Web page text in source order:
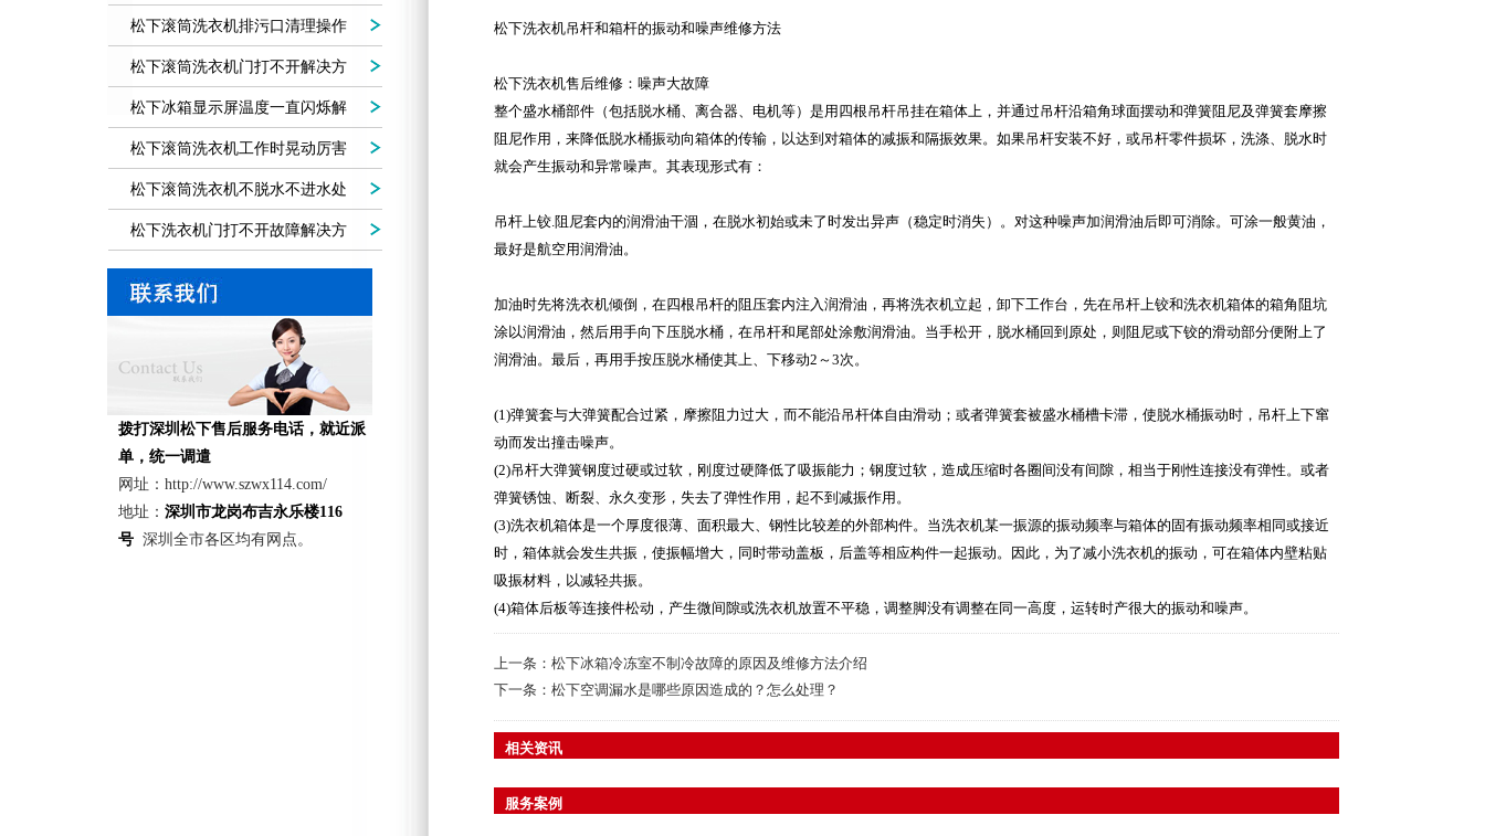
松下洗衣机吊杆和箱杆的振动和噪声维修方法
松下洗衣机售后维修：噪声大故障
整个盛水桶部件（包括脱水桶、离合器、电机等）是用四根吊杆吊挂在箱体上，并通过吊杆沿箱角球面摆动和弹簧阻尼及弹簧套摩擦
阻尼作用，来降低脱水桶振动向箱体的传输，以达到对箱体的减振和隔振效果。如果吊杆安装不好，或吊杆零件损坏，洗涤、脱水时
就会产生振动和异常噪声。其表现形式有：
吊杆上铰.阻尼套内的润滑油干涸，在脱水初始或未了时发出异声（稳定时消失）。对这种噪声加润滑油后即可消除。可涂一般黄油，
最好是航空用润滑油。
加油时先将洗衣机倾倒，在四根吊杆的阻压套内注入润滑油，再将洗衣机立起，卸下工作台，先在吊杆上铰和洗衣机箱体的箱角阻坑
涂以润滑油，然后用手向下压脱水桶，在吊杆和尾部处涂敷润滑油。当手松开，脱水桶回到原处，则阻尼或下铰的滑动部分便附上了
润滑油。最后，再用手按压脱水桶使其上、下移动2～3次。
(1)弹簧套与大弹簧配合过紧，摩擦阻力过大，而不能沿吊杆体自由滑动；或者弹簧套被盛水桶槽卡滞，使脱水桶振动时，吊杆上下窜
动而发出撞击噪声。
(2)吊杆大弹簧钢度过硬或过软，刚度过硬降低了吸振能力；钢度过软，造成压缩时各圈间没有间隙，相当于刚性连接没有弹性。或者
弹簧锈蚀、断裂、永久变形，失去了弹性作用，起不到减振作用。
(3)洗衣机箱体是一个厚度很薄、面积最大、钢性比较差的外部构件。当洗衣机某一振源的振动频率与箱体的固有振动频率相同或接近
时，箱体就会发生共振，使振幅增大，同时带动盖板，后盖等相应构件一起振动。因此，为了减小洗衣机的振动，可在箱体内壁粘贴
吸振材料，以减轻共振。
(4)箱体后板等连接件松动，产生微间隙或洗衣机放置不平稳，调整脚没有调整在同一高度，运转时产很大的振动和噪声。
上一条：松下冰箱冷冻室不制冷故障的原因及维修方法介绍
下一条：松下空调漏水是哪些原因造成的？怎么处理？
相关资讯
服务案例
法
松下滚筒洗衣机排污口清理操作
方法
松下滚筒洗衣机门打不开解决方
法
松下冰箱显示屏温度一直闪烁解
决方法
松下滚筒洗衣机工作时晃动厉害
噪音大
松下滚筒洗衣机不脱水不进水处
理方法
松下洗衣机门打不开故障解决方
法
拨打深圳松下售后服务电话，就近派
单，统一调遣
网址：http://www.szwx114.com/
地址： 深圳市龙岗布吉永乐楼116
号 深圳全市各区均有网点。